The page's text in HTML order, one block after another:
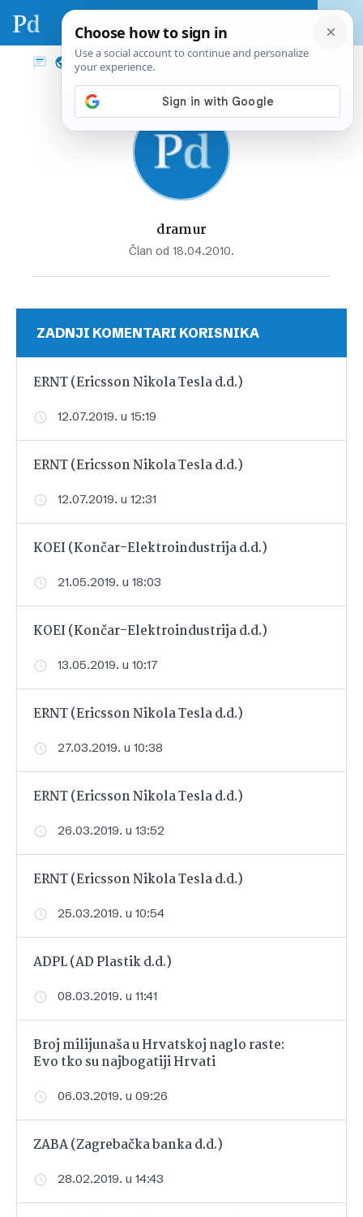
dramur
Član od 18.04.2010.
ZADNJI KOMENTARI KORISNIKA
ERNT (Ericsson Nikola Tesla d.d.)
12.07.2019. u 15:19
ERNT (Ericsson Nikola Tesla d.d.)
12.07.2019. u 12:31
KOEI (Končar-Elektroindustrija d.d.)
21.05.2019. u 18:03
KOEI (Končar-Elektroindustrija d.d.)
13.05.2019. u 10:17
ERNT (Ericsson Nikola Tesla d.d.)
27.03.2019. u 10:38
ERNT (Ericsson Nikola Tesla d.d.)
26.03.2019. u 13:52
ERNT (Ericsson Nikola Tesla d.d.)
25.03.2019. u 10:54
ADPL (AD Plastik d.d.)
08.03.2019. u 11:41
Broj milijunaša u Hrvatskoj naglo raste:
Evo tko su najbogatiji Hrvati
06.03.2019. u 09:26
ZABA (Zagrebačka banka d.d.)
28.02.2019. u 14:43